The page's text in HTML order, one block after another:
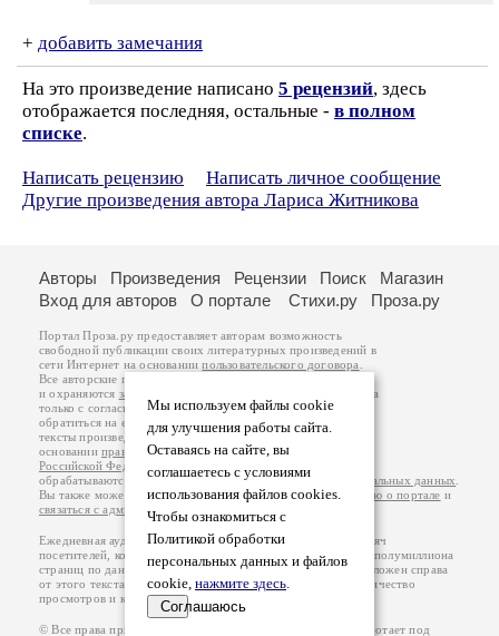
+ добавить замечания
На это произведение написано 5 рецензий, здесь
отображается последняя, остальные - в полном
списке.
Написать рецензию
Написать личное сообщение
Другие произведения автора Лариса Житникова
Мы используем файлы cookie
для улучшения работы сайта.
Оставаясь на сайте, вы
соглашаетесь с условиями
использования файлов cookies.
Чтобы ознакомиться с
Политикой обработки
персональных данных и файлов
cookie, нажмите здесь.
Соглашаюсь
Авторы Произведения Рецензии Поиск
Магазин
Вход для авторов
О портале Стихи.ру Проза.ру
Портал Проза.ру предоставляет авторам возможность
свободной публикации своих литературных произведений в
сети Интернет на основаниипользовательского договора
Все авторские права на произведения принадлежат авторам
и охраняются законом
. Перепечатка произведений возможна
только с согласия его автора, к которому вы можете
обратиться на его авторской странице. Ответственность за
тексты произведений авторы несут самостоятельно на
основанииправил публикацииизаконодательства
Российской Федерации
обрабатываются на основанииПолитики обработки персональных данных
Вы также можете посмотреть более подробнуюинформацию о портале и
связаться с администрацией
Ежедневная аудитория портала Проза.ру – порядка 100 тысяч
посетителей, которые в общей сумме просматривают более полумиллиона
страниц по данным счетчика посещаемости, который расположен справа
от этого текста. В каждой графе указано по две цифры: количество
просмотров и количество посетителей.
© Все права принадлежат авторам, 2000-2026. Портал работает под